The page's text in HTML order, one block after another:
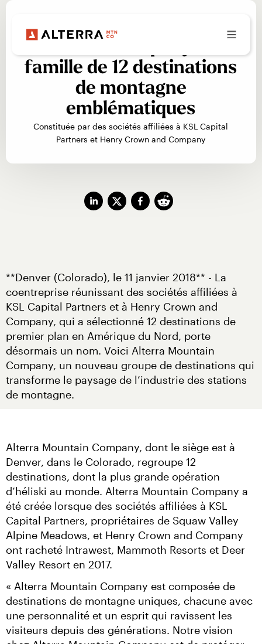
Annonce de l’Alterra
famille de 12 destinations
de montagne
emblématiques
Constituée par des sociétés affiliées à KSL Capital
Partners et Henry Crown and Company
**Denver (Colorado), le 11 janvier 2018** - La
coentreprise réunissant des sociétés affiliées à
KSL Capital Partners et à Henry Crown and
Company, qui a sélectionné 12 destinations de
premier plan en Amérique du Nord, porte
désormais un nom. Voici Alterra Mountain
Company, un nouveau groupe de destinations qui
transforme le paysage de l’industrie des stations
de montagne.
Alterra Mountain Company, dont le siège est à
Denver, dans le Colorado, regroupe 12
destinations, dont la plus grande opération
d’héliski au monde. Alterra Mountain Company a
été créée lorsque des sociétés affiliées à KSL
Capital Partners, propriétaires de Squaw Valley
Alpine Meadows, et Henry Crown and Company
ont racheté Intrawest, Mammoth Resorts et Deer
Valley Resort en 2017.
« Alterra Mountain Company est composée de
destinations de montagne uniques, chacune avec
une personnalité et un esprit qui ravissent les
visiteurs depuis des générations. Notre vision